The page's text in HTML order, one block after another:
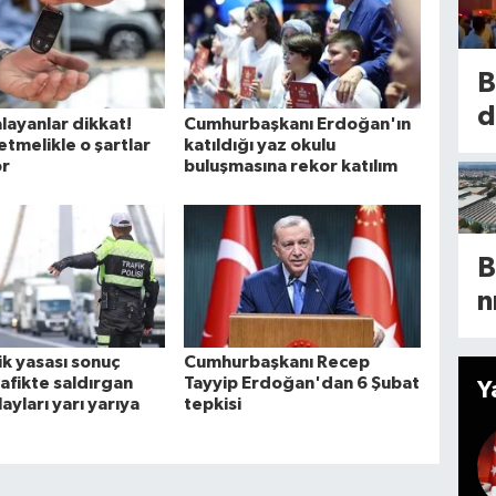
dikkat!
o şartlar
Cumhurbaşkanı Erdoğan'ın
katıldığı yaz okulu
buluşmasına rekor katılım
yasası sonuç
saldırgan
yarı yarıya
Cumhurbaşkanı Recep
Tayyip Erdoğan'dan 6 Şubat
tepkisi
ı!
n